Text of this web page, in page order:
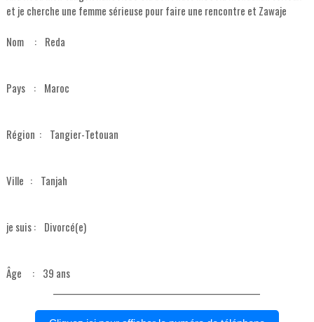
et je cherche une femme sérieuse pour faire une rencontre et Zawaje
Nom : Reda
Pays : Maroc
Région : Tangier-Tetouan
Ville : Tanjah
je suis : Divorcé(e)
Âge : 39 ans